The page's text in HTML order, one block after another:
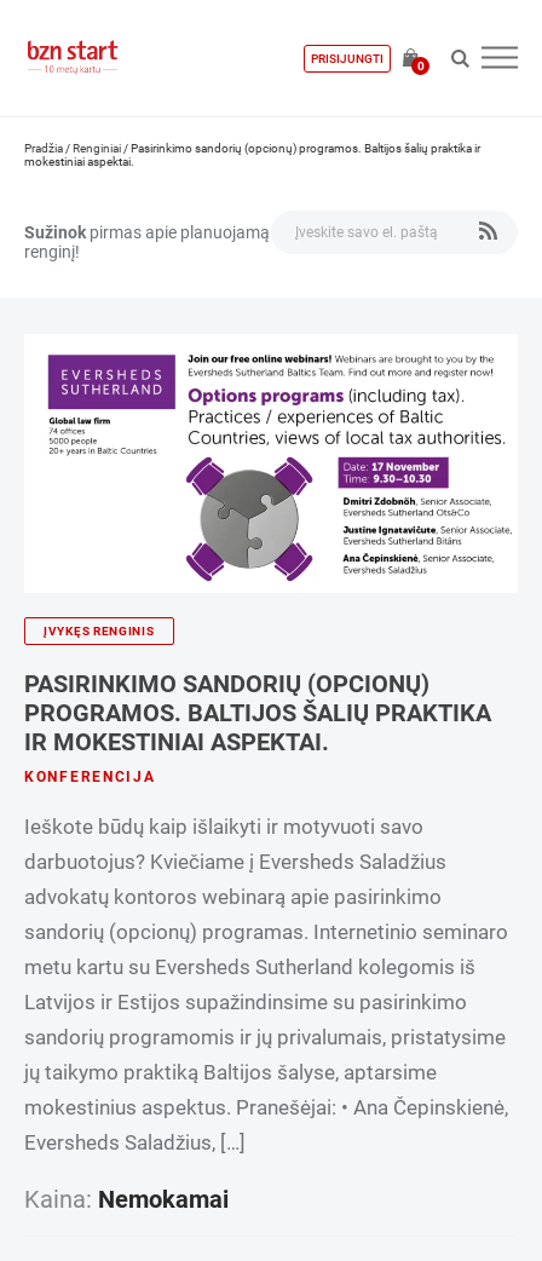
PRISIJUNGTI
0
Pradžia /Renginiai /Pasirinkimo sandorių (opcionų) programos. Baltijos šalių praktika ir
mokestiniai aspektai.
Sužinok pirmas apie planuojamą
renginį!
ĮVYKĘS RENGINIS
PASIRINKIMO SANDORIŲ (OPCIONŲ)
PROGRAMOS. BALTIJOS ŠALIŲ PRAKTIKA
IR MOKESTINIAI ASPEKTAI.
KONFERENCIJA
Ieškote būdų kaip išlaikyti ir motyvuoti savo
darbuotojus? Kviečiame į Eversheds Saladžius
advokatų kontoros webinarą apie pasirinkimo
sandorių (opcionų) programas. Internetinio seminaro
metu kartu su Eversheds Sutherland kolegomis iš
Latvijos ir Estijos supažindinsime su pasirinkimo
sandorių programomis ir jų privalumais, pristatysime
jų taikymo praktiką Baltijos šalyse, aptarsime
mokestinius aspektus. Pranešėjai: • Ana Čepinskienė,
Eversheds Saladžius, […]
Kaina: Nemokamai